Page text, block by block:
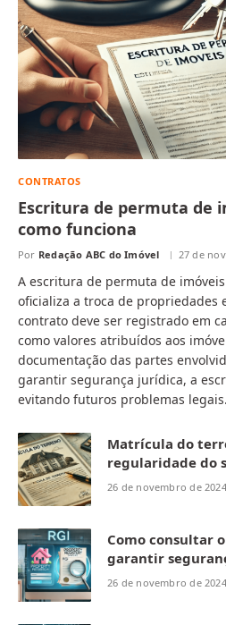
CONTRATOS
Escritura de permuta de
como funciona
Por Redação ABC do Imóvel 27 de
A escritura de permuta de
oficializa a troca de propriedades
contrato deve ser registrado em
como valores atribuídos aos
documentação das partes
garantir segurança jurídica, a
evitando futuros problemas legais.
Matrícula do
regularidade do
26 de novembro de 2024
Como consultar
garantir
26 de novembro de 2024